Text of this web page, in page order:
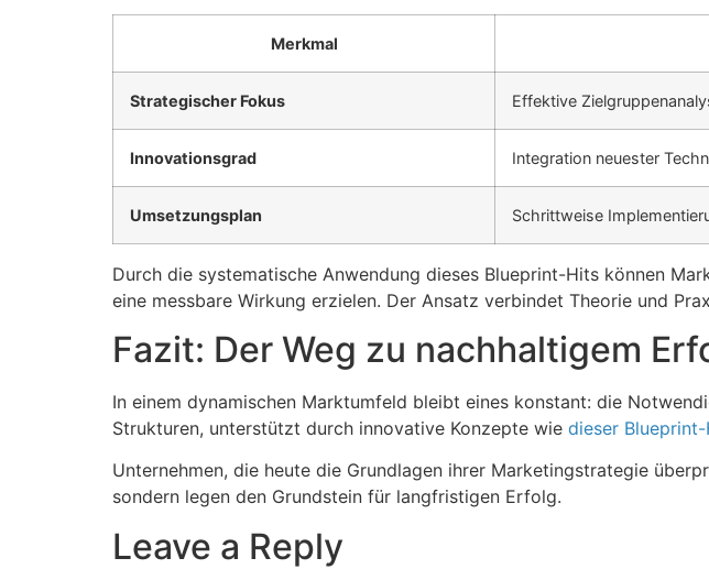
Merkmal
Strategischer Fokus Effektive
Innovationsgrad Integration neuester
Umsetzungsplan Schrittweise
Durch die systematische Anwendung dieses Blueprint-Hits können
eine messbare Wirkung erzielen. Der Ansatz verbindet Theorie und
Fazit: Der Weg zu nachhaltigem
In einem dynamischen Marktumfeld bleibt eines konstant: die
Strukturen, unterstützt durch innovative Konzepte wie dieser
Unternehmen, die heute die Grundlagen ihrer Marketingstrategie
sondern legen den Grundstein für langfristigen Erfolg.
Leave a Reply